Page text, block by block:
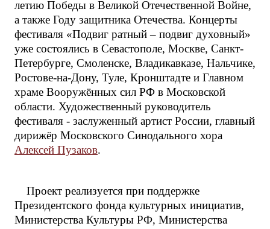
летию Победы в Великой Отечественной Войне,
а также Году защитника Отечества. Концерты
фестиваля «Подвиг ратный – подвиг духовный»
уже состоялись в Севастополе, Москве, Санкт-
Петербурге, Смоленске, Владикавказе, Нальчике,
Ростове-на-Дону, Туле, Кронштадте и Главном
храме Вооружённых сил РФ в Московской
области. Художественный руководитель
фестиваля - заслуженный артист России, главный
дирижёр Московского Синодального хора
Алексей Пузаков.
Проект реализуется при поддержке
Президентского фонда культурных инициатив,
Министерства Культуры РФ, Министерства